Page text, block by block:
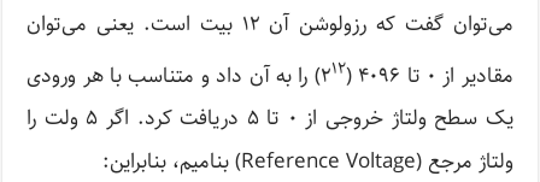
می‌توان گفت که رزولوشن آن ۱۲ بیت است. یعنی می‌توان
مقادیر از ۰ تا ۴۰۹۶ (۲
۱۲ ) را به آن داد و متناسب با هر ورودی
یک سطح ولتاژ خروجی از ۰ تا ۵ دریافت کرد. اگر ۵ ولت را
ولتاژ مرجع (Reference Voltage) بنامیم، بنابراین: